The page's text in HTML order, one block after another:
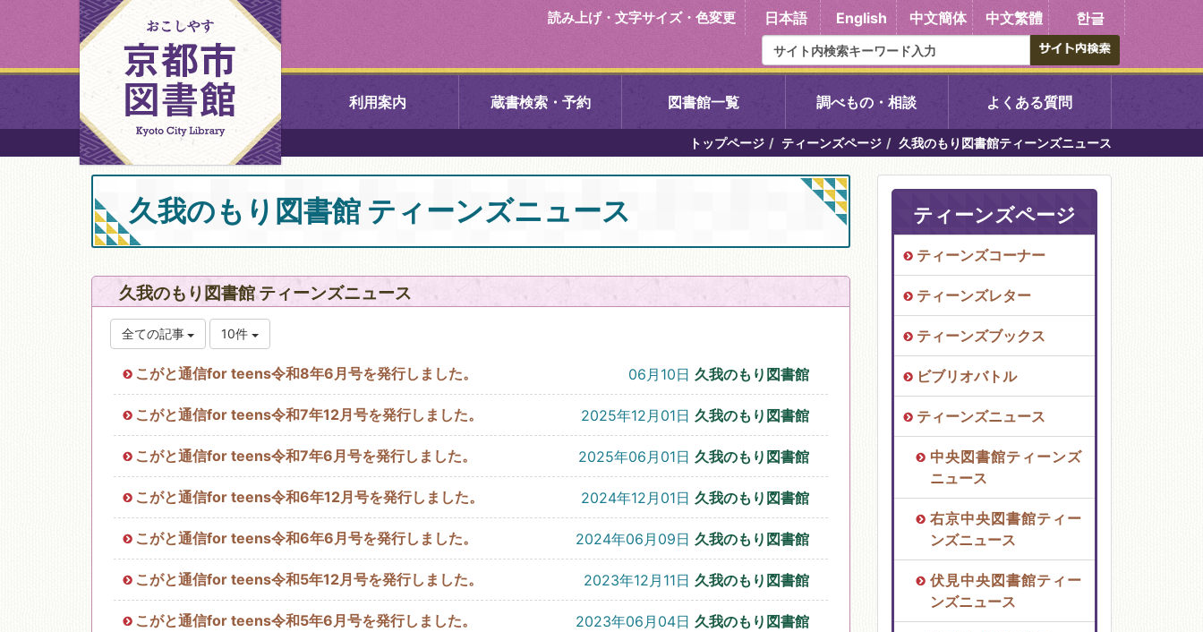
読み上げ・文字サイズ・色変更 日本語 English 中文簡体 中文繁體 한글
利用案内 蔵書検索・予約 図書館一覧
中央図書館 右京中央図書館 伏見中央図書館 醍醐中央図書館
北図書館 左京図書館 東山図書館
吉祥院図書館
久世ふれあいセンター図
西京図書館 洛西図書館 向島図書館
醍醐図書館 久我のもり図書館
こどもみらい館子育て図
書館
コミュニティプラザ深草
図書館
移動図書館
調べもの・相談 よくある質問
トップページ ティーンズページ 久我のもり図書館ティーンズニュース
久我のもり図書館 ティーンズニュース
久我のもり図書館 ティーンズニュース
全ての記事 10件
こがと通信for teens令和8年6月号を発行しました。 06月10日 久我のもり図書館
こがと通信for teens令和7年12月号を発行しました。 2025年12月01日 久我のもり図書館
こがと通信for teens令和7年6月号を発行しました。 2025年06月01日 久我のもり図書館
こがと通信for teens令和6年12月号を発行しました。 2024年12月01日 久我のもり図書館
こがと通信for teens令和6年6月号を発行しました。 2024年06月09日 久我のもり図書館
こがと通信for teens令和5年12月号を発行しました。 2023年12月11日 久我のもり図書館
こがと通信for teens令和5年6月号を発行しました。 2023年06月04日 久我のもり図書館
ティーンズページ
ティーンズコーナー
ティーンズレター
ティーンズブックス
ビブリオバトル
ティーンズニュース
中央図書館ティーンズ
ニュース
右京中央図書館ティー
ンズニュース
伏見中央図書館ティー
ンズニュース